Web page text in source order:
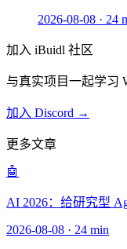
2026-08-08 · 24
加入 iBuidl 社区
与真实项目一起学习
加入 Discord →
更多文章
🤖
AI 2026：给研究型
2026-08-08 · 24 min